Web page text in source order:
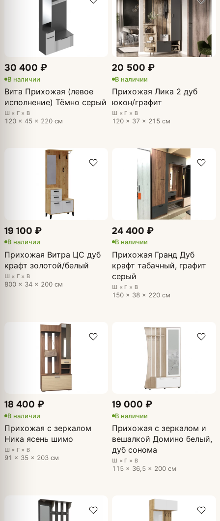
30 400 ₽
В наличии
Вита Прихожая (левое
исполнение) Тёмно серый
Ш × Г × В
120 × 45 × 220 см
20 500 ₽
В наличии
Прихожая Лика 2 дуб
юкон/графит
Ш × Г × В
120 × 37 × 215 см
19 100 ₽
В наличии
Прихожая Витра ЦС дуб
крафт золотой/белый
Ш × Г × В
800 × 34 × 200 см
24 400 ₽
В наличии
Прихожая Гранд Дуб
крафт табачный, графит
серый
Ш × Г × В
150 × 38 × 220 см
18 400 ₽
В наличии
Прихожая с зеркалом
Ника ясень шимо
Ш × Г × В
91 × 35 × 203 см
19 000 ₽
В наличии
Прихожая с зеркалом и
вешалкой Домино белый,
дуб сонома
Ш × Г × В
115 × 36,5 × 200 см